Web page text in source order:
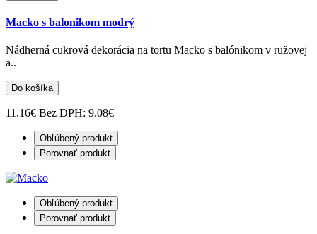
Macko s balonikom modrý
Nádherná cukrová dekorácia na tortu Macko s balónikom v ružovej
a..
Do košíka
11.16€ Bez DPH: 9.08€
Obľúbený produkt
Porovnať produkt
Obľúbený produkt
Porovnať produkt